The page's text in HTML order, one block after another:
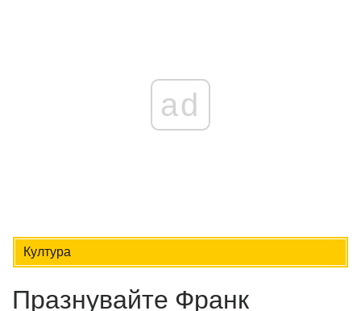
ad
Култура
Празнувайте Франк